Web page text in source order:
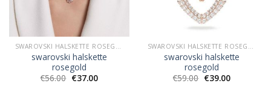
SWAROVSKI HALSKETTE ROSEGOLD
swarovski halskette
rosegold
€56.00 €37.00
SWAROVSKI HALSKETTE ROSEGOLD
swarovski halskette
rosegold
€59.00 €39.00